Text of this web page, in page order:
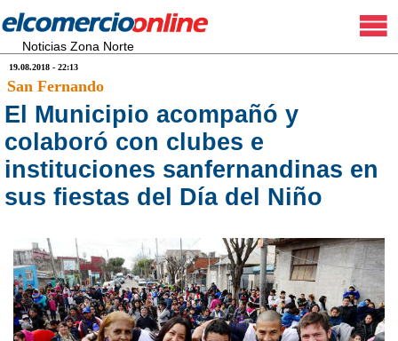
Noticias Zona Norte
19.08.2018 - 22:13
San Fernando
El Municipio acompañó y
colaboró con clubes e
instituciones sanfernandinas en
sus fiestas del Día del Niño